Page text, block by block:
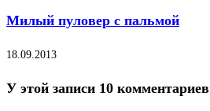
Милый пуловер с пальмой
18.09.2013
У этой записи 10 комментариев